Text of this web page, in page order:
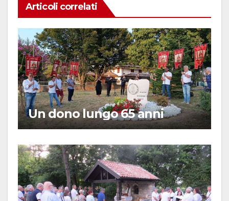
Articoli correlati
Un dono lungo 65 anni